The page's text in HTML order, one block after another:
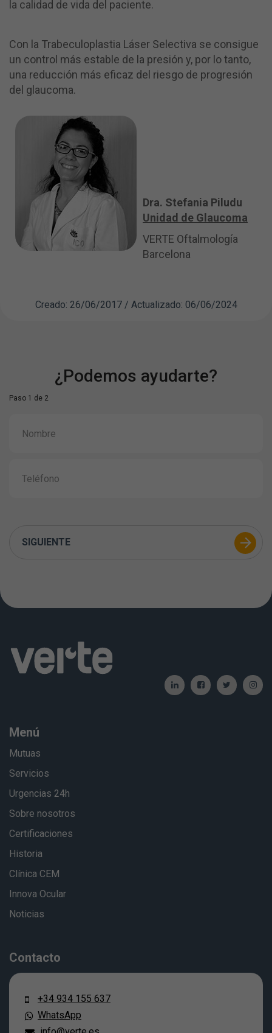
la calidad de vida del paciente.
Con la Trabeculoplastia Láser Selectiva se consigue
un control más estable de la presión y, por lo tanto,
una reducción más eficaz del riesgo de progresión
del glaucoma.
Dra. Stefania Piludu
Unidad de Glaucoma
VERTE Oftalmología
Barcelona
Creado: 26/06/2017 / Actualizado: 06/06/2024
¿Podemos ayudarte?
Paso 1 de 2
SIGUIENTE
Menú
Mutuas
Servicios
Urgencias 24h
Sobre nosotros
Certificaciones
Historia
Clínica CEM
Innova Ocular
Noticias
Contacto
+34 934 155 637
WhatsApp